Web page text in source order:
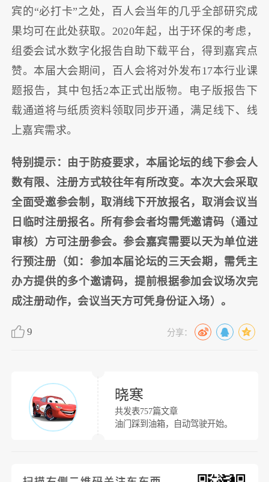
宾的“必打卡”之处，百人会当年的几乎全部研究成
果均可在此处获取。2020年起，出于环保的考虑，
组委会试水数字化报告自助下载平台，得到嘉宾点
赞。本届大会期间，百人会将对外发布17本行业课
题报告，其中包括2本正式出版物。电子版报告下
载通道将与纸质资料领取同步开通，满足线下、线
上嘉宾需求。
特别提示：由于防疫要求，本届论坛的线下参会人
数有限、注册方式较往年有所改变。本次大会采取
全面受邀参会制，取消线下开放报名，取消会议当
日临时注册报名。所有参会者均需凭邀请码（通过
审核）方可注册参会。参会嘉宾需要以天为单位进
行预注册（如：参加本届论坛的三天会期，需凭主
办方提供的多个邀请码，提前根据参加会议场次完
成注册动作，会议当天方可凭身份证入场）。
9 分享：
晓寒
共发表757篇文章
油门踩到油箱，自动驾驶开始。